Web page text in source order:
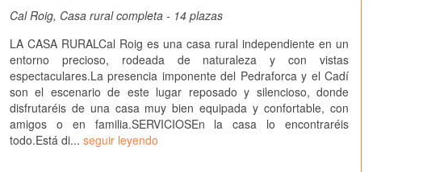
Cal Roig, Casa rural completa - 14 plazas
LA CASA RURALCal Roig es una casa rural independiente en un
entorno precioso, rodeada de naturaleza y con vistas
espectaculares.La presencia imponente del Pedraforca y el Cadí
son el escenario de este lugar reposado y silencioso, donde
disfrutaréis de una casa muy bien equipada y confortable, con
amigos o en familia.SERVICIOSEn la casa lo encontraréis
todo.Está di... seguir leyendo